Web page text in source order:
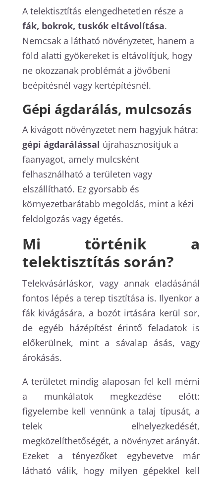
A telektisztítás elengedhetetlen része a
fák, bokrok, tuskók eltávolítása.
Nemcsak a látható növényzetet, hanem a
föld alatti gyökereket is eltávolítjuk, hogy
ne okozzanak problémát a jövőbeni
beépítésnél vagy kertépítésnél.
Gépi ágdarálás, mulcsozás
A kivágott növényzetet nem hagyjuk hátra:
gépi ágdarálással újrahasznosítjuk a
faanyagot, amely mulcsként
felhasználható a területen vagy
elszállítható. Ez gyorsabb és
környezetbarátabb megoldás, mint a kézi
feldolgozás vagy égetés.
Mi történik a
telektisztítás során?
Telekvásárláskor, vagy annak eladásánál
fontos lépés a terep tisztítása is. Ilyenkor a
fák kivágására, a bozót irtására kerül sor,
de egyéb házépítést érintő feladatok is
előkerülnek, mint a sávalap ásás, vagy
árokásás.
A területet mindig alaposan fel kell mérni
a munkálatok megkezdése előtt:
figyelembe kell vennünk a talaj típusát, a
telek elhelyezkedését,
megközelíthetőségét, a növényzet arányát.
Ezeket a tényezőket egybevetve már
látható válik, hogy milyen gépekkel kell